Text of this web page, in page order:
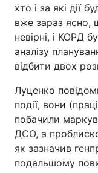
Тема оформлення
хто і за які дії
вже зараз ясно,
невірні, і КОРД
аналізу
відбити двох
Луценко
події, вони
побачили
ДСО, а
як зазначив
подальшому